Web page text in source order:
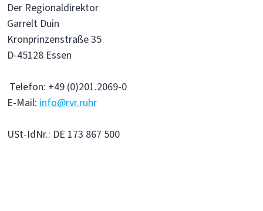
Der Regionaldirektor
Garrelt Duin
Kronprinzenstraße 35
D-45128 Essen
Telefon: +49 (0)201.2069-0
E-Mail: info@rvr.ruhr
USt-IdNr.: DE 173 867 500